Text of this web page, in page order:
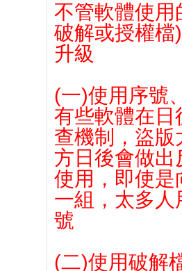
不管軟體使用
破解或授權檔
升級
(一)使用序號
有些軟體在日
查機制，盜
方日後會做
使用，即使是
一組，太多
號
(二)使用破解